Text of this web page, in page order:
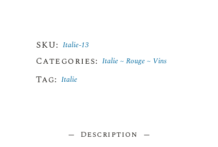
SKU: Italie-13
Categories: Italie Rouge Vins
Tag: Italie
Description